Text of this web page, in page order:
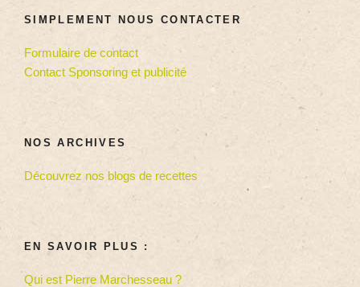
SIMPLEMENT NOUS CONTACTER
Formulaire de contact
Contact Sponsoring et publicité
NOS ARCHIVES
Découvrez nos blogs de recettes
EN SAVOIR PLUS :
Qui est Pierre Marchesseau ?